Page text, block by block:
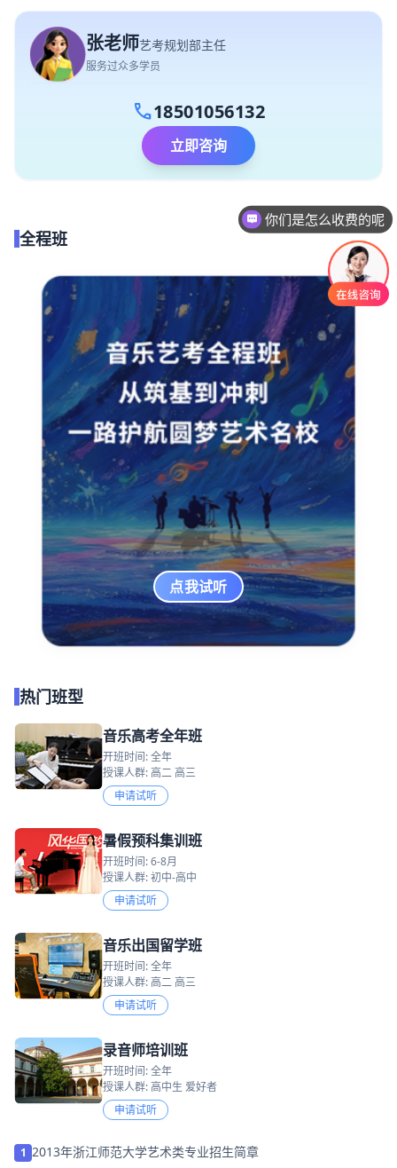
张老师艺考规划部主任
服务过众多学员
call18501056132
立即咨询
全程班
点我试听
热门班型
音乐高考全年班
开班时间: 全年
授课人群: 高二 高三
申请试听
暑假预科集训班
开班时间: 6-8月
授课人群: 初中-高中
申请试听
音乐出国留学班
开班时间: 全年
授课人群: 高二 高三
申请试听
录音师培训班
开班时间: 全年
授课人群: 高中生 爱好者
申请试听
1 2013年浙江师范大学艺术类专业招生简章
你们是怎么收费的呢